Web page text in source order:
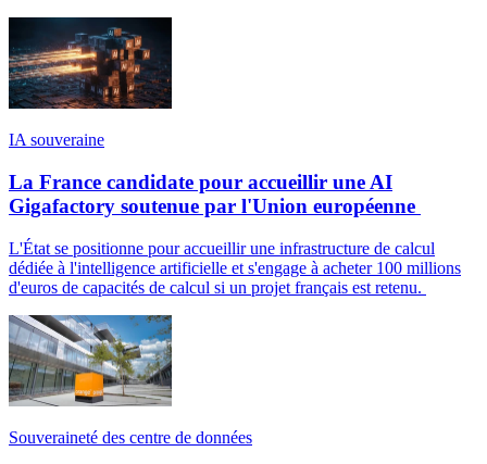
IA souveraine
La France candidate pour accueillir une AI
Gigafactory soutenue par l'Union européenne
L'État se positionne pour accueillir une infrastructure de calcul
dédiée à l'intelligence artificielle et s'engage à acheter 100 millions
d'euros de capacités de calcul si un projet français est retenu.
Souveraineté des centre de données